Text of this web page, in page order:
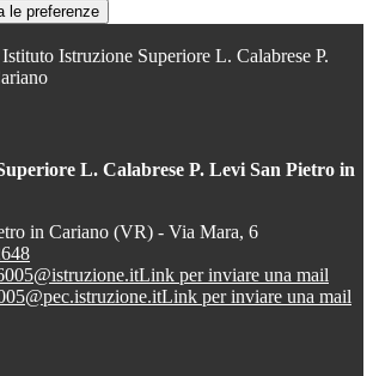
le preferenze
Istituto Istruzione Superiore L. Calabrese P.
L. Calabrese P. Levi San Pietro in
in Cariano (VR) - Via Mara, 6
Link per inviare una mail
Link per inviare una mail